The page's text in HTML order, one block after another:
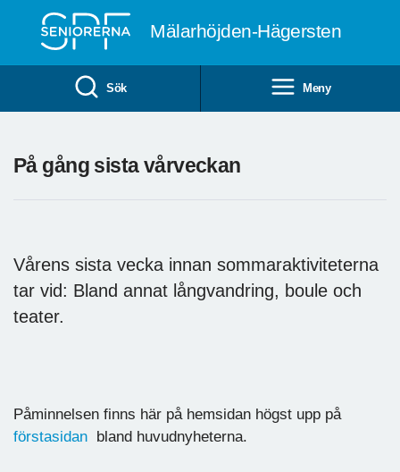
Mälarhöjden-Hägersten
Sök Meny
På gång sista vårveckan
Vårens sista vecka innan sommaraktiviteterna
tar vid: Bland annat långvandring, boule och
teater.
Påminnelsen finns här på hemsidan högst upp på
förstasidan bland huvudnyheterna.